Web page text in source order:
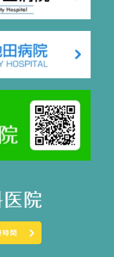
時間